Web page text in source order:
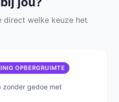
direct welke keuze het
OPBERGRUIMTE
zonder gedoe met